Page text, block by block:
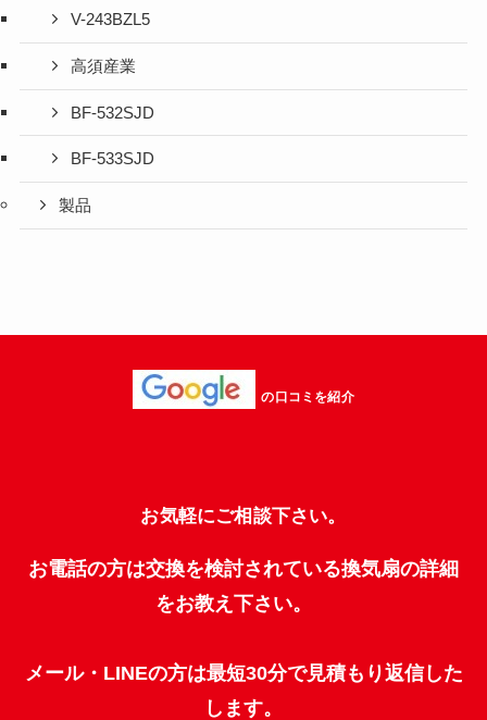
V-243BZL5
高須産業
BF-532SJD
BF-533SJD
製品
の口コミを紹介
お気軽にご相談下さい。
お電話の方は交換を検討されている換気扇の詳細
をお教え下さい。
メール・LINEの方は最短30分で見積もり返信した
します。